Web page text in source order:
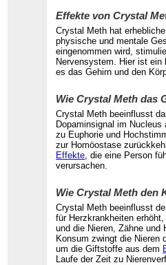
Effekte von Crystal
Crystal Meth hat
physische und mentale
eingenommen wird,
Nervensystem. Hier ist ein
es das Gehirn und den
Wie Crystal Meth das
Crystal Meth beeinflusst
Dopaminsignal im
zu Euphorie und
zur Homöostase
Effekte , die eine Person
verursachen.
Wie Crystal Meth den
Crystal Meth beeinflusst
für Herzkrankheiten
und die Nieren, Zähne und
Konsum zwingt die Nieren
um die Giftstoffe aus dem
Laufe der Zeit zu